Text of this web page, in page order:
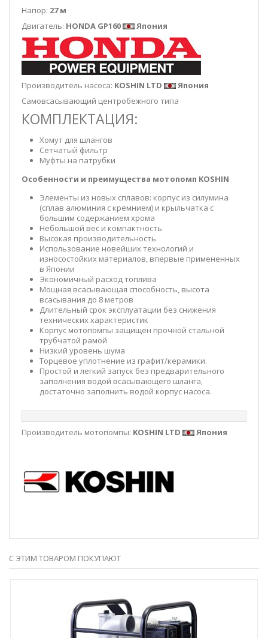
Напор: 27 м
Двигатель: HONDA GP160 Япония
Производитель насоса: KOSHIN LTD
Япония
Самовсасывающий центробежного типа
КОМПЛЕКТАЦИЯ:
Хомут для шлангов
Сетчатый фильтр
Муфты на патрубки
Особенности и преимущества мотопомп KOSHIN
Элементы из новых сплавов: корпус из силумина
(сплав алюминия с кремнием) и крыльчатка с
большим содержанием хрома
Небольшой вес и компактность
Высокая производительность
Использование новейших технологий и
износостойких материалов, впервые примененных
в Японии
Экономичный расход топлива
Мощная всасывающая способность, высота
всасывания до 8 метров
Длительный срок эксплуатации без снижения
технических характеристик
Корпус мотопомпы защищен прочной стальной
трубчатой рамой
Низкий уровень шума
Торцевое уплотнение из графит/керамики.
Простой и легкий запуск без предварительного
заполнения водой всасывающего шланга,
достаточно заполнить водой корпус насоса.
Производитель мотопомпы: KOSHIN LTD Япония
С ЭТИМ ТОВАРОМ ПОКУПАЮТ